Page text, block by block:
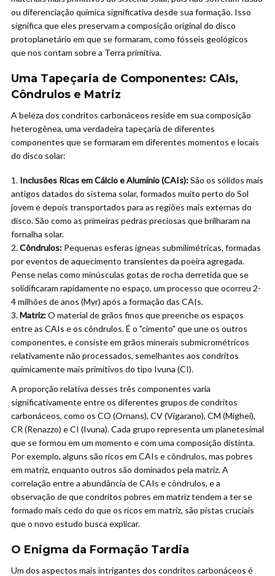
ou diferenciação química significativa desde sua formação. Isso
significa que eles preservam a composição original do disco
protoplanetário em que se formaram, como fósseis geológicos
que nos contam sobre a Terra primitiva.
Uma Tapeçaria de Componentes: CAIs,
Côndrulos e Matriz
A beleza dos condritos carbonáceos reside em sua composição
heterogênea, uma verdadeira tapeçaria de diferentes
componentes que se formaram em diferentes momentos e locais
do disco solar:
Inclusões Ricas em Cálcio e Alumínio (CAIs):São os sólidos mais
antigos datados do sistema solar, formados muito perto do Sol
jovem e depois transportados para as regiões mais externas do
disco. São como as primeiras pedras preciosas que brilharam na
fornalha solar.
Côndrulos: Pequenas esferas ígneas submilimétricas, formadas
por eventos de aquecimento transientes da poeira agregada.
Pense nelas como minúsculas gotas de rocha derretida que se
solidificaram rapidamente no espaço, um processo que ocorreu 2-
4 milhões de anos (Myr) após a formação das CAIs.
Matriz:O material de grãos finos que preenche os espaços
entre as CAIs e os côndrulos. É o "cimento" que une os outros
componentes, e consiste em grãos minerais submicrométricos
relativamente não processados, semelhantes aos condritos
quimicamente mais primitivos do tipo Ivuna (CI).
A proporção relativa desses três componentes varia
significativamente entre os diferentes grupos de condritos
carbonáceos, como os CO (Ornans), CV (Vigarano), CM (Mighei),
CR (Renazzo) e CI (Ivuna). Cada grupo representa um planetesimal
que se formou em um momento e com uma composição distinta.
Por exemplo, alguns são ricos em CAIs e côndrulos, mas pobres
em matriz, enquanto outros são dominados pela matriz. A
correlação entre a abundância de CAIs e côndrulos, e a
observação de que condritos pobres em matriz tendem a ter se
formado mais cedo do que os ricos em matriz, são pistas cruciais
que o novo estudo busca explicar.
O Enigma da Formação Tardia
Um dos aspectos mais intrigantes dos condritos carbonáceos é